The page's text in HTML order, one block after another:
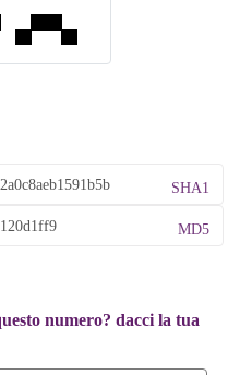
SHA1
MD5
numero? dacci la tua